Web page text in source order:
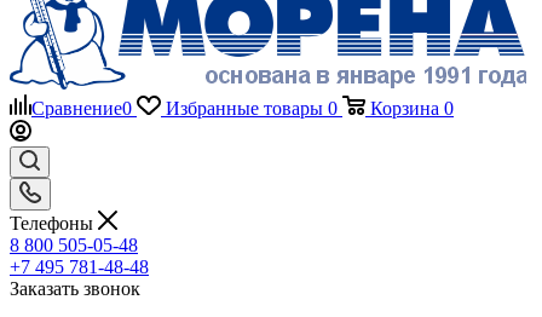
Сравнение0 Избранные товары 0 Корзина 0
Телефоны
8 800 505-05-48
+7 495 781-48-48
Заказать звонок